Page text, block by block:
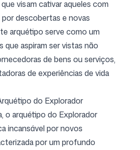
se
visam cativar aqueles com
descobertas e novas
arquétipo serve como um
que aspiram ser vistas não
de bens ou serviços,
de experiências de vida
do Explorador
o arquétipo do Explorador
incansável por novos
por um profundo